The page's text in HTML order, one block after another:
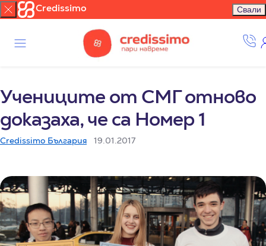
Credissimo Свали
Учениците от СМГ отново
доказаха, че са Номер 1
Credissimo България 19.01.2017